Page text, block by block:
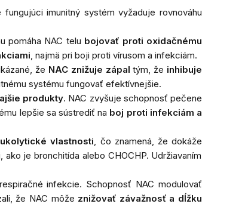
fungujúci imunitný systém vyžaduje rovnováhu
pomáha NAC telu bojovať proti oxidačnému
, najmä pri boji proti vírusom a infekciám.
že NAC znižuje zápal tým, že inhibuje
systému fungovať efektívnejšie.
produkty. NAC zvyšuje schopnosť pečene
lepšie sa sústrediť na boj proti infekciám a
vlastnosti , čo znamená, že dokáže
je bronchitída alebo CHOCHP. Udržiavaním
infekcie. Schopnosť NAC modulovať
že NAC môže znižovať závažnosť a dĺžku